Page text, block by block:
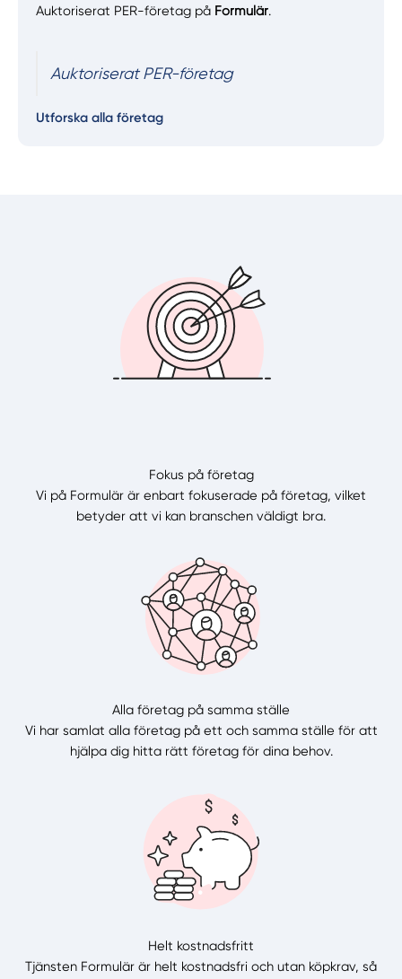
Auktoriserat PER-företag på Formulär.
Auktoriserat PER-företag
Utforska alla företag
Fokus på företag
Vi på Formulär är enbart fokuserade på företag, vilket
betyder att vi kan branschen väldigt bra.
Alla företag på samma ställe
Vi har samlat alla företag på ett och samma ställe för att
hjälpa dig hitta rätt företag för dina behov.
Helt kostnadsfritt
Tjänsten Formulär är helt kostnadsfri och utan köpkrav, så